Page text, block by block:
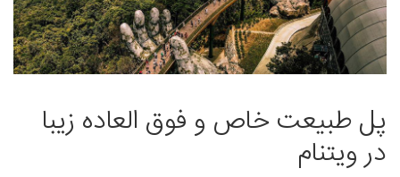
پل طبیعت خاص و فوق العاده زیبا
در ویتنام